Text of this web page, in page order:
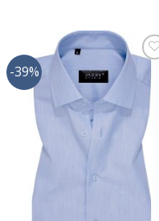
-39%
Προσθήκη
Επιθυμίας